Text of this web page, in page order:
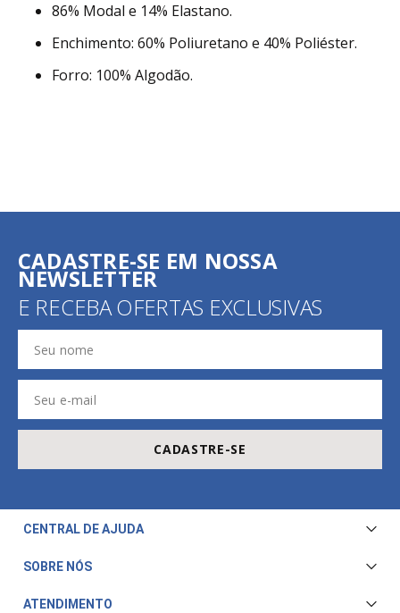
86% Modal e 14% Elastano.
Enchimento: 60% Poliuretano e 40% Poliéster.
Forro: 100% Algodão.
CADASTRE-SE EM NOSSA
NEWSLETTER
E RECEBA OFERTAS EXCLUSIVAS
CADASTRE-SE
CENTRAL DE AJUDA
Central de Atendimento
Trocas e Devoluções
SOBRE NÓS
ATENDIMENTO